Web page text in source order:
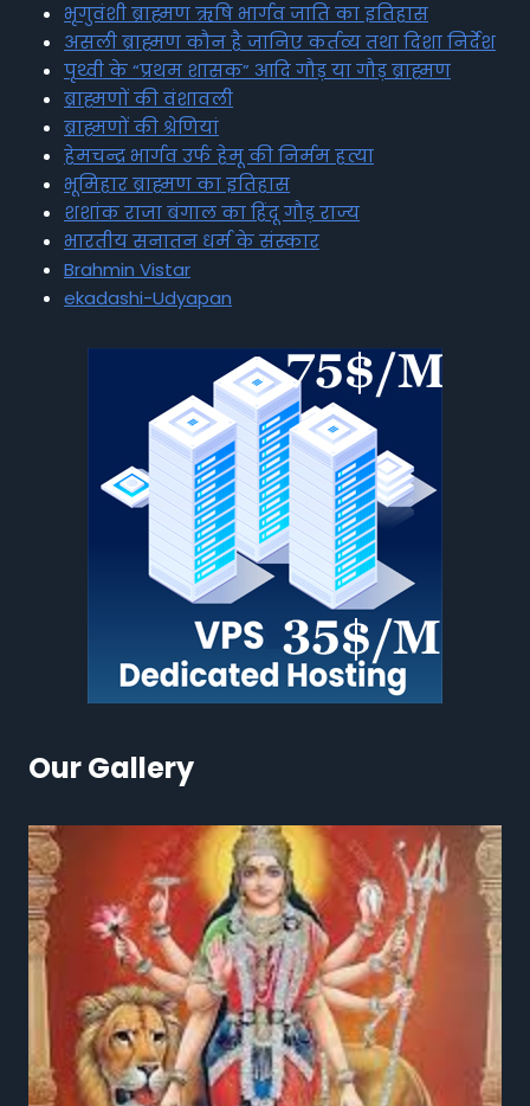
भृगुवंशी ब्राह्मण ऋषि भार्गव जाति का इतिहास
असली ब्राह्मण कौन है जानिए कर्तव्य तथा दिशा निर्देश
पृथ्वी के “प्रथम शासक” आदि गौड़ या गौड़ ब्राह्मण
ब्राह्मणों की वंशावली
ब्राह्मणों की श्रेणियां
हेमचन्द्र भार्गव उर्फ हेमू की निर्मम हत्या
भूमिहार ब्राह्मण का इतिहास
शशांक राजा बंगाल का हिंदू गौड़ राज्य
भारतीय सनातन धर्म के संस्कार
Brahmin Vistar
ekadashi-Udyapan
Our Gallery